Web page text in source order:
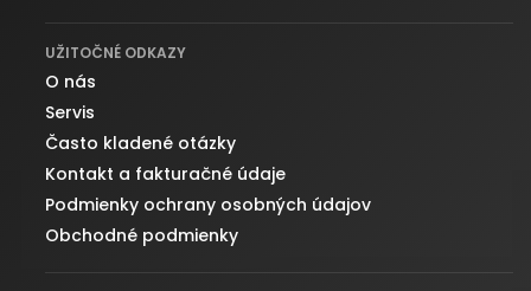
UŽITOČNÉ ODKAZY
O nás
Servis
Často kladené otázky
Kontakt a fakturačné údaje
Podmienky ochrany osobných údajov
Obchodné podmienky